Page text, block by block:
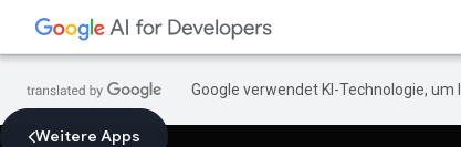
Google verwendet KI-Technologie,
Weitere Apps